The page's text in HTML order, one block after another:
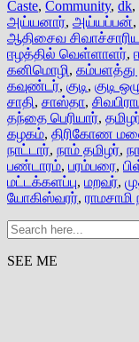
Caste, Community, dk,
அய்யனார், அய்யப்பன்,
ஆதிசைவ
ஈழத்தில் வெள்ளாளர்,
கனிமொழி, கம்பளத்து
கவுண்டர், குடி, குடி
சாதி, சாஸ்தா,
தந்தை பெரியார்,
கழகம், திரிகோண
நாட்டார், நாம் தமிழர்,
பண்டாரம், பரம்பரை,
மட்டக்களப்பு, மறவர்,
யோகிஸ்வரர்,
SEE ME